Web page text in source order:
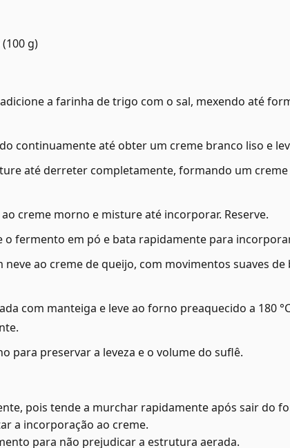
g)
a farinha de trigo com o sal, mexendo até
continuamente até obter um creme branco liso e
até derreter completamente, formando um
creme morno e misture até incorporar. Reserve.
o fermento em pó e bata rapidamente para
ao creme de queijo, com movimentos suaves de
com manteiga e leve ao forno preaquecido a 180
para preservar a leveza e o volume do suflê.
pois tende a murchar rapidamente após sair do
a incorporação ao creme.
para não prejudicar a estrutura aerada.